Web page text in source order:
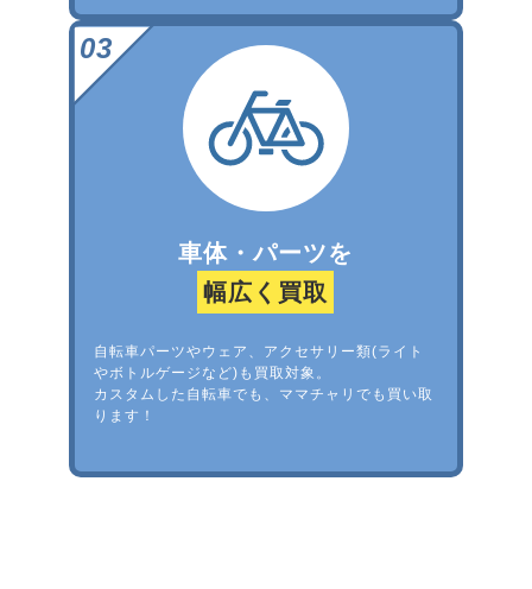
車体・パーツを
幅広く買取
自転車パーツやウェア、アクセサリー類(ライト
やボトルゲージなど)も買取対象。
カスタムした自転車でも、ママチャリでも買い取
ります！